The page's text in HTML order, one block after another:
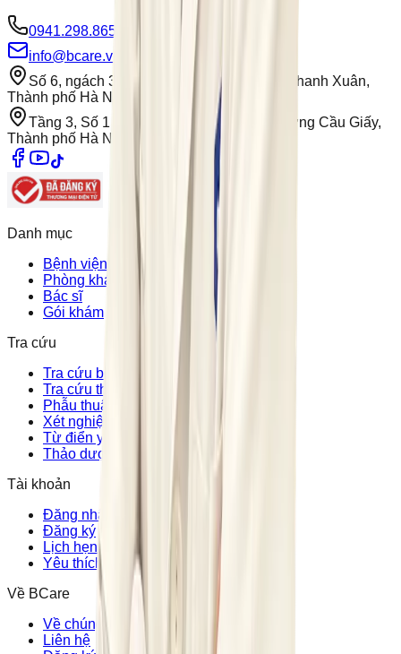
0941.298.865
info@bcare.vn
Số 6, ngách 3/149 phố Cự Lộc, Phường Thanh Xuân,
Thành phố Hà Nội, Việt Nam
Tầng 3, Số 1 Lô 4E, Trung Yên 10B, Phường Cầu Giấy,
Thành phố Hà Nội
Danh mục
Bệnh viện
Phòng khám
Bác sĩ
Gói khám
Tra cứu
Tra cứu bệnh
Tra cứu thuốc
Phẫu thuật
Xét nghiệm y khoa
Từ điển y khoa
Thảo dược
Tài khoản
Đăng nhập
Đăng ký
Lịch hẹn của tôi
Yêu thích
Về BCare
Về chúng tôi
Liên hệ